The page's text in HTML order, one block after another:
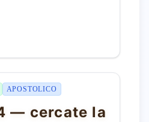
APOSTOLICO
— cercate la